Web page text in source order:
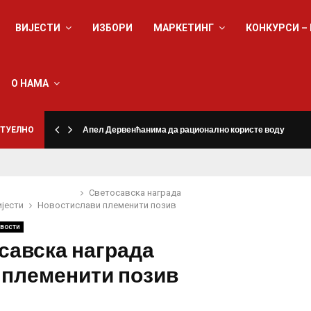
ВИЈЕСТИ ИЗБОРИ МАРКЕТИНГ КОНКУРСИ
О НАМА
Апел Дервенћанима да рационално користе воду
Новости
Светосавска награда
слави племенити позив
награда
позив